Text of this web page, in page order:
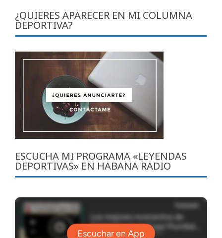
¿QUIERES APARECER EN MI COLUMNA
DEPORTIVA?
ESCUCHA MI PROGRAMA «LEYENDAS
DEPORTIVAS» EN HABANA RADIO